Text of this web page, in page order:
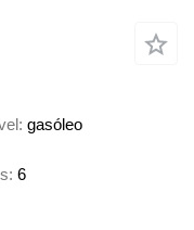
gasóleo
6